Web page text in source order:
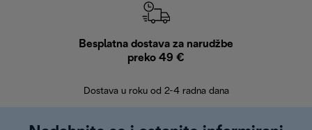
Besplatna dostava za narudžbe
preko 49 €
Dostava u roku od 2-4 radna dana